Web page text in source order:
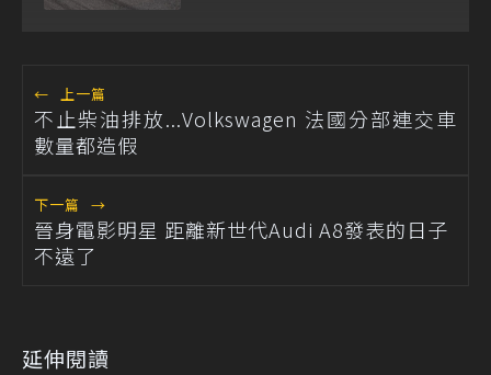
← 上一篇
不止柴油排放...Volkswagen 法國分部連交車
數量都造假
下一篇 →
晉身電影明星 距離新世代Audi A8發表的日子
不遠了
延伸閱讀